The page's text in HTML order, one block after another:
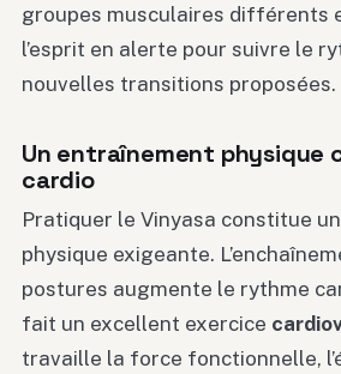
groupes musculaires différents
l’esprit en alerte pour suivre le
nouvelles transitions proposées.
Un entraînement physique
cardio
Pratiquer le Vinyasa constitue
physique exigeante.
postures augmente le rythme
fait un excellent exercice
travaille la force fonctionnelle,